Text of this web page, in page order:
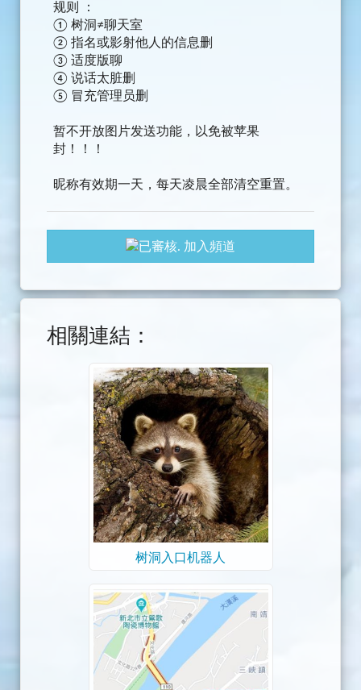
规则 ：
① 树洞≠聊天室
② 指名或影射他人的信息删
③ 适度版聊
④ 说话太脏删
⑤ 冒充管理员删
暂不开放图片发送功能，以免被苹果
封！！！
昵称有效期一天，每天凌晨全部清空重置。
加入頻道
相關連結：
树洞入口机器人